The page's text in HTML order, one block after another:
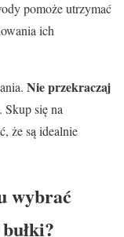
pomoże utrzymać
ich
Nie przekraczaj
Skup się na
że są idealnie
wybrać